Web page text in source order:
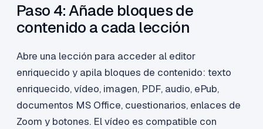
Paso 4: Añade bloques de
contenido a cada lección
Abre una lección para acceder al editor
enriquecido y apila bloques de contenido: texto
enriquecido, vídeo, imagen, PDF, audio, ePub,
documentos MS Office, cuestionarios, enlaces de
Zoom y botones. El vídeo es compatible con